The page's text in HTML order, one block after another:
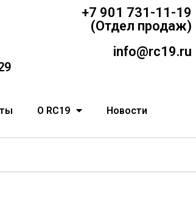
+7 901 731-11-19
(Отдел продаж)
info@rc19.ru
О RC19 Новости